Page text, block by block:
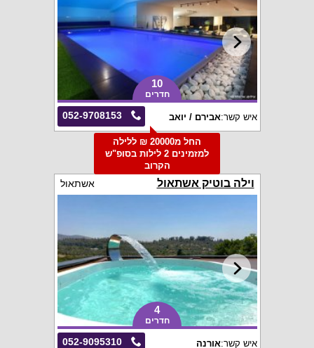
10
חדרים
052-9708153 איש קשר:אבירם / יואב
החל מ20000 ₪ ללילה
למזמינים 2 לילות בסופ"ש
הקרוב
וילה בוטיק אשתאול אשתאול
4
חדרים
052-9095310 איש קשר:אורנה